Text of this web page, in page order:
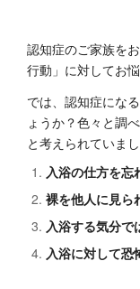
認知症のご家族を
行動」に対してお
では、認知症にな
ょうか？色々と調
と考えられていまし
入浴の仕方を忘
裸を他人に見ら
入浴する気分で
入浴に対して恐